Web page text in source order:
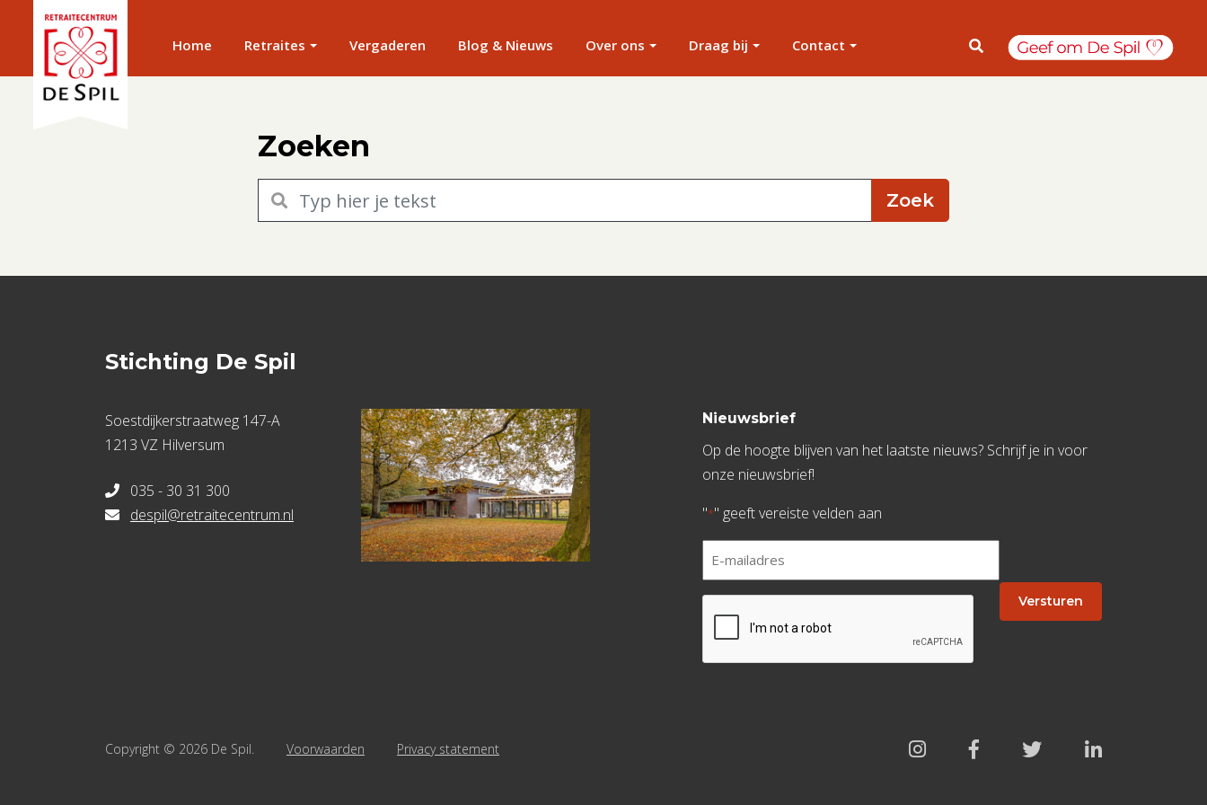
Home Retraites Vergaderen Blog & Nieuws Over ons Draag bij Contact
Zoeken
Zoek
Stichting De Spil
Soestdijkerstraatweg 147-A
1213 VZ Hilversum
035 - 30 31 300
despil@retraitecentrum.nl
Nieuwsbrief
Op de hoogte blijven van het laatste nieuws? Schrijf je in voor
onze nieuwsbrief!
"*" geeft vereiste velden aan
mailadres
* Versturen
Copyright © 2026 De Spil. Voorwaarden Privacy statement